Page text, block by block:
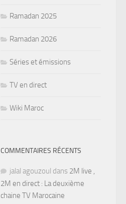
Ramadan 2025
Ramadan 2026
Séries et émissions
TV en direct
Wiki Maroc
COMMENTAIRES RÉCENTS
jalal agouzoul dans 2M live ,
2M en direct : La deuxième
chaine TV Marocaine